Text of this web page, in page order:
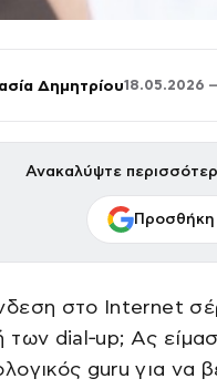
Δημητρίου18.05.2026
Ανακαλύψτε
Προσθήκη
στο Internet
των dial‑up; Ας
guru για να